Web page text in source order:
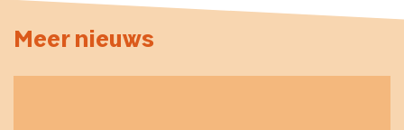
Meer nieuws